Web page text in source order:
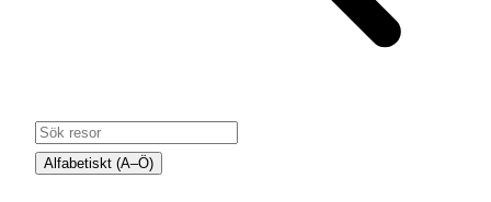
Alfabetiskt (A–Ö)